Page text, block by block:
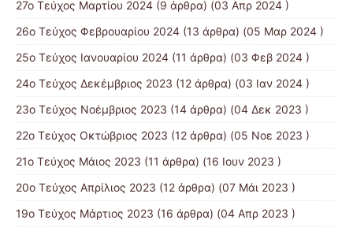
27ο Τεύχος Μαρτίου 2024 (9 άρθρα) (03 Απρ 2024 )
26ο Τεύχος Φεβρουαρίου 2024 (13 άρθρα) (05 Μαρ 2024 )
25ο Τεύχος Ιανουαρίου 2024 (11 άρθρα) (03 Φεβ 2024 )
24ο Τεύχος Δεκέμβριος 2023 (12 άρθρα) (03 Ιαν 2024 )
23ο Τεύχος Νοέμβριος 2023 (14 άρθρα) (04 Δεκ 2023 )
22ο Τεύχος Οκτώβριος 2023 (12 άρθρα) (05 Νοε 2023 )
21ο Τεύχος Μάιος 2023 (11 άρθρα) (16 Ιουν 2023 )
20ο Τεύχος Απρίλιος 2023 (12 άρθρα) (07 Μάι 2023 )
19ο Τεύχος Μάρτιος 2023 (16 άρθρα) (04 Απρ 2023 )